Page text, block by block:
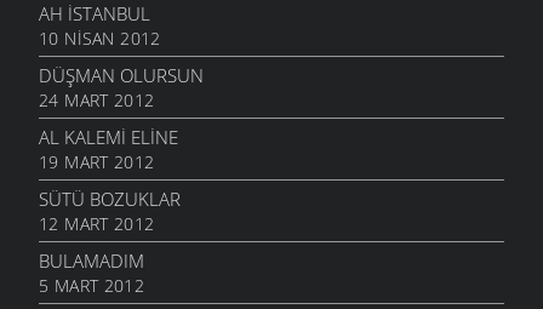
AH İSTANBUL
10 NISAN 2012
DÜŞMAN OLURSUN
24 MART 2012
AL KALEMI ELINE
19 MART 2012
SÜTÜ BOZUKLAR
12 MART 2012
BULAMADIM
5 MART 2012